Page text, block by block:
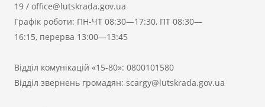
19 / office@lutskrada.gov.ua
Графік роботи: ПН-ЧТ 08:30—17:30, ПТ 08:30—
16:15, перерва 13:00—13:45
Відділ комунікацій «15-80»: 0800101580
Відділ звернень громадян: scargy@lutskrada.gov.ua